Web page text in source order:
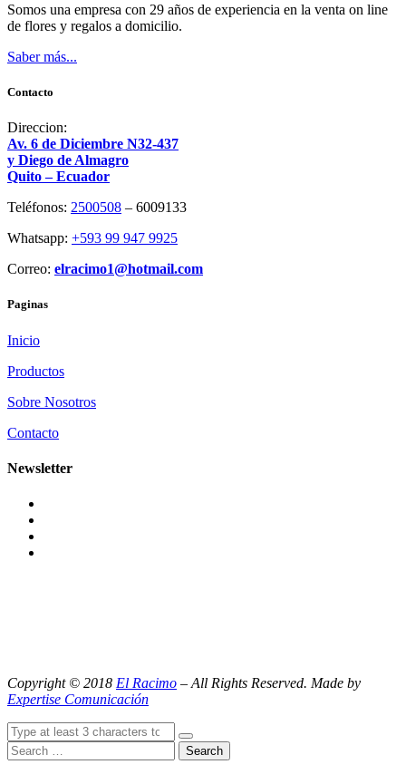
Somos una empresa con 29 años de experiencia en la venta on line
de flores y regalos a domicilio.
Saber más...
Contacto
Direccion:
Av. 6 de Diciembre N32-437
y Diego de Almagro
Quito – Ecuador
Teléfonos: 2500508 – 6009133
Whatsapp: +593 99 947 9925
Correo: elracimo1@hotmail.com
Paginas
Inicio
Productos
Sobre Nosotros
Contacto
Newsletter
Copyright © 2018 El Racimo – All Rights Reserved. Made by
Expertise Comunicación
Search